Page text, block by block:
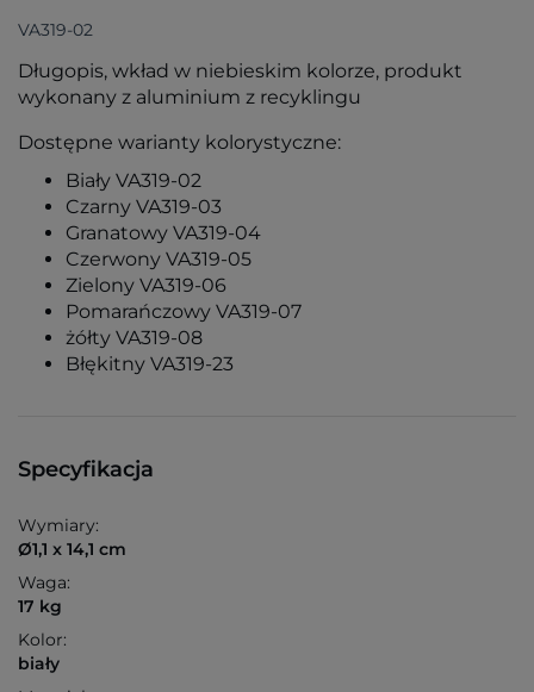
VA319-02
Długopis, wkład w niebieskim kolorze, produkt
wykonany z aluminium z recyklingu
Dostępne warianty kolorystyczne:
Biały VA319-02
Czarny VA319-03
Granatowy VA319-04
Czerwony VA319-05
Zielony VA319-06
Pomarańczowy VA319-07
żółty VA319-08
Błękitny VA319-23
Specyfikacja
Wymiary:
Ø1,1 x 14,1 cm
Waga:
17 kg
Kolor:
biały